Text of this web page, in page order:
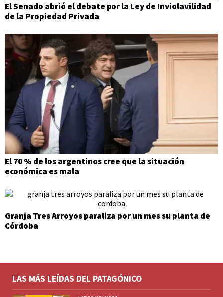
El Senado abrió el debate por la Ley de Inviolavilidad
de la Propiedad Privada
El 70 % de los argentinos cree que la situación
económica es mala
Granja Tres Arroyos paraliza por un mes su planta de
Córdoba
LAS MÁS LEÍDAS DEL PATAGÓNICO